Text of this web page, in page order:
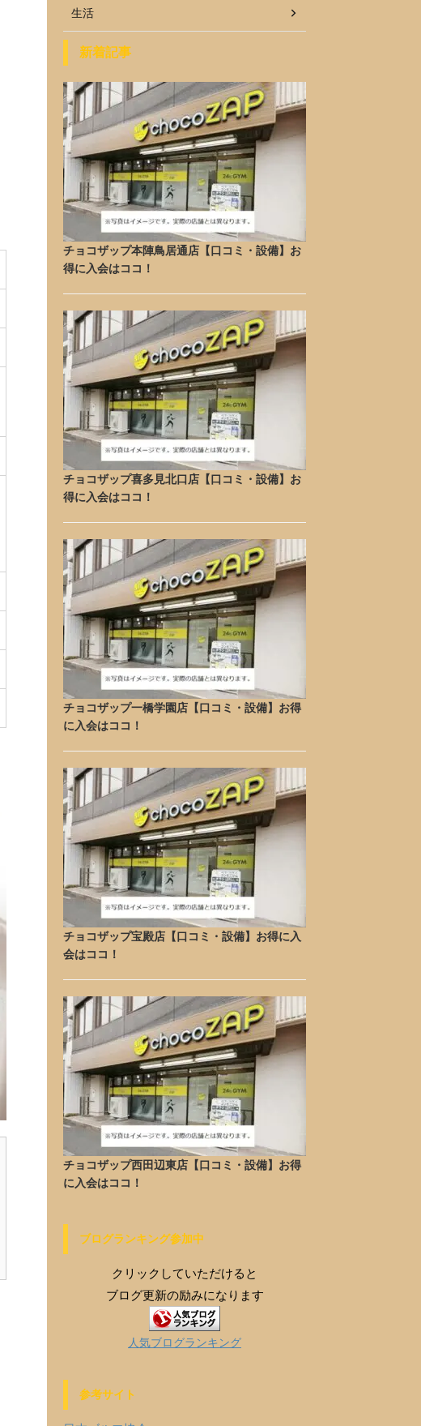
生活
新着記事
チョコザップ本陣鳥居通店【口コミ・設備】お
得に入会はココ！
チョコザップ喜多見北口店【口コミ・設備】お
得に入会はココ！
チョコザップ一橋学園店【口コミ・設備】お得
に入会はココ！
チョコザップ宝殿店【口コミ・設備】お得に入
会はココ！
チョコザップ西田辺東店【口コミ・設備】お得
に入会はココ！
ブログランキング参加中
クリックしていただけると
ブログ更新の励みになります
人気ブログランキング
参考サイト